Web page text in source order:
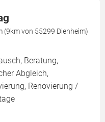
(9km von 55299 Dienheim)
Beratung,
Abgleich,
Renovierung /